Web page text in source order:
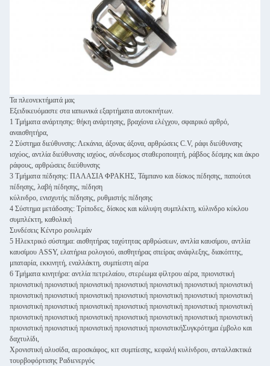
Τα πλεονεκτήματά μας
Εξειδικευόμαστε στα ιαπωνικά εξαρτήματα αυτοκινήτων.
1 Τμήματα ανάρτησης: θήκη ανάρτησης, βραχίονα ελέγχου, σφαιρικό αρθρό,
αναισθητήρα,
2 Σύστημα διεύθυνσης: Λεκάνια, άξονας άξονα, αρθρώσεις C.V, ράφι διεύθυνσης
ισχύος, αντλία διεύθυνσης ισχύος, σύνδεσμος σταθεροποιητή, ράβδος δέσμης και άκρο
ράφους, αρθρώσεις διεύθυνσης
3 Τμήματα πέδησης: ΠΑΛΑΣΙΑ ΦΡΑΚΗΣ, Τάμπανο και δίσκος πέδησης, παπούτσι
πέδησης, λαβή πέδησης, πέδηση
κύλινδρο, ενισχυτής πέδησης, ρυθμιστής πέδησης
4 Σύστημα μετάδοσης: Τρίποδες, δίσκος και κάλυψη συμπλέκτη, κύλινδρο κύκλου
συμπλέκτη, καθολική
Συνδέσεις Κέντρο ρουλεμάν
5 Ηλεκτρικό σύστημα: αισθητήρας ταχύτητας αρθρώσεων, αντλία καυσίμου, αντλία
καυσίμου ASSY, ελατήρια ρολογιού, αισθητήρας σπείρας ανάφλεξης, διακόπτης,
μπαταρία, εκκινητή, εναλλάκτη, συμπίεστη αέρα
6 Τμήματα κινητήρα: αντλία πετρελαίου, στερέωμα φίλτρου αέρα, πριονιστική
πριονιστική πριονιστική πριονιστική πριονιστική πριονιστική πριονιστική πριονιστική
πριονιστική πριονιστική πριονιστική πριονιστική πριονιστική πριονιστική πριονιστική
πριονιστική πριονιστική πριονιστική πριονιστική πριονιστική πριονιστική πριονιστική
πριονιστική πριονιστική πριονιστική πριονιστική πριονιστική πριονιστική πριονιστική
πριονιστική πριονιστική πριονιστική πριονιστική πριονιστικήΣυγκρότημα έμβολο και
δαχτυλίδι,
Χρονιστική αλυσίδα, αεροσκάφος, κιτ συμπίεσης, κεφαλή κυλίνδρου, ανταλλακτικά
τουρβοφόρτισης Ραδιενεργός